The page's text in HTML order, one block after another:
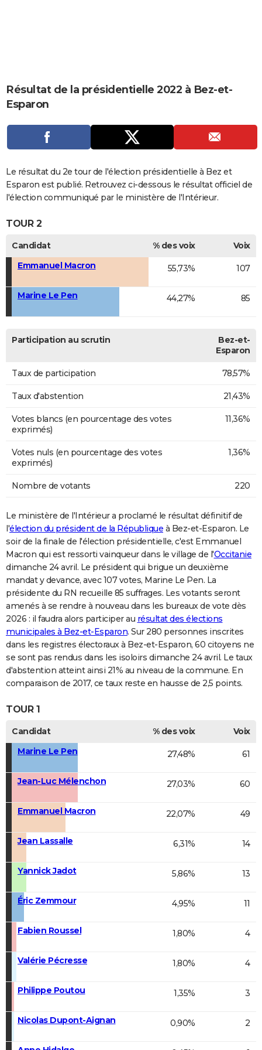
CARTE DE VOEUX
Carte de Noël
Carte Bonne année
Carte Saint-Valentin
Carte Pâques
Carte d'anniversaire
DICTIONNAIRE
Dictionnaire
Biographies
Expressions
Proverbes
PROGRAMME TV
S'inscrire
Se connecter
Lycées
Collèges
Primaires
Universités
Entreprises
Service militaire
Avis de recherche
AVIS DE DÉCÈS
Bricolage
Lifestyle
Culture
Sport
Auto
Television
Voyage
Cinema
Résultat de la présidentielle 2022 à Bez-et-
Esparon
Le résultat du 2e tour de l'élection présidentielle à Bez et
Esparon est publié. Retrouvez ci-dessous le résultat officiel de
l'élection communiqué par le ministère de l'Intérieur.
TOUR 2
Candidat % des voix
Voix
Emmanuel Macron
55,73% 107
Marine Le Pen 44,27% 85
Participation au scrutin
Bez-et-
Esparon
Taux de participation 78,57%
Taux d'abstention 21,43%
Votes blancs (en pourcentage des votes
exprimés)
11,36%
Votes nuls (en pourcentage des votes
exprimés)
1,36%
Nombre de votants 220
Le ministère de l'Intérieur a proclamé le résultat définitif de
l'élection du président de la République à Bez-et-Esparon. Le
soir de la finale de l'élection présidentielle, c'est Emmanuel
Macron qui est ressorti vainqueur dans le village de l'Occitanie
dimanche 24 avril. Le président qui brigue un deuxième
mandat y devance, avec 107 votes, Marine Le Pen. La
présidente du RN recueille 85 suffrages. Les votants seront
amenés à se rendre à nouveau dans les bureaux de vote dès
2026 : il faudra alors participer au résultat des élections
municipales à Bez-et-Esparon. Sur 280 personnes inscrites
dans les registres électoraux à Bez-et-Esparon, 60 citoyens ne
se sont pas rendus dans les isoloirs dimanche 24 avril. Le taux
d'abstention atteint ainsi 21% au niveau de la commune. En
comparaison de 2017, ce taux reste en hausse de 2,5 points.
TOUR 1
Candidat % des voix
Voix
Marine Le Pen
27,48% 61
Jean-Luc Mélenchon 27,03% 60
Emmanuel Macron 22,07% 49
Jean Lassalle 6,31% 14
Yannick Jadot 5,86% 13
Éric Zemmour 4,95% 11
Fabien Roussel 1,80% 4
Valérie Pécresse 1,80% 4
Philippe Poutou 1,35% 3
Nicolas Dupont-Aignan 0,90% 2